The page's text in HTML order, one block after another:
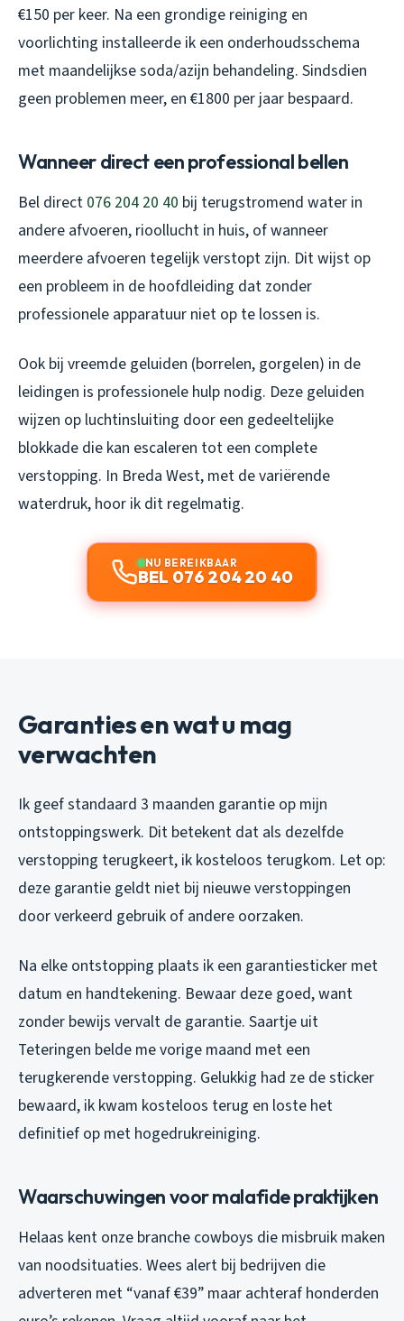
€150 per keer. Na een grondige reiniging en
voorlichting installeerde ik een onderhoudsschema
met maandelijkse soda/azijn behandeling. Sindsdien
geen problemen meer, en €1800 per jaar bespaard.
Wanneer direct een professional bellen
Bel direct 076 204 20 40 bij terugstromend water in
andere afvoeren, rioollucht in huis, of wanneer
meerdere afvoeren tegelijk verstopt zijn. Dit wijst op
een probleem in de hoofdleiding dat zonder
professionele apparatuur niet op te lossen is.
Ook bij vreemde geluiden (borrelen, gorgelen) in de
leidingen is professionele hulp nodig. Deze geluiden
wijzen op luchtinsluiting door een gedeeltelijke
blokkade die kan escaleren tot een complete
verstopping. In Breda West, met de variërende
waterdruk, hoor ik dit regelmatig.
NU BEREIKBAAR
BEL 076 204 20 40
Garanties en wat u mag
verwachten
Ik geef standaard 3 maanden garantie op mijn
ontstoppingswerk. Dit betekent dat als dezelfde
verstopping terugkeert, ik kosteloos terugkom. Let op:
deze garantie geldt niet bij nieuwe verstoppingen
door verkeerd gebruik of andere oorzaken.
Na elke ontstopping plaats ik een garantiesticker met
datum en handtekening. Bewaar deze goed, want
zonder bewijs vervalt de garantie. Saartje uit
Teteringen belde me vorige maand met een
terugkerende verstopping. Gelukkig had ze de sticker
bewaard, ik kwam kosteloos terug en loste het
definitief op met hogedrukreiniging.
Waarschuwingen voor malafide praktijken
Helaas kent onze branche cowboys die misbruik maken
van noodsituaties. Wees alert bij bedrijven die
adverteren met “vanaf €39” maar achteraf honderden